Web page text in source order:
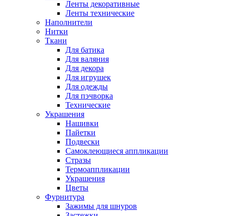
Ленты декоративные
Ленты технические
Наполнители
Нитки
Ткани
Для батика
Для валяния
Для декора
Для игрушек
Для одежды
Для пэчворка
Технические
Украшения
Нашивки
Пайетки
Подвески
Самоклеющиеся аппликации
Стразы
Термоаппликации
Украшения
Цветы
Фурнитура
Зажимы для шнуров